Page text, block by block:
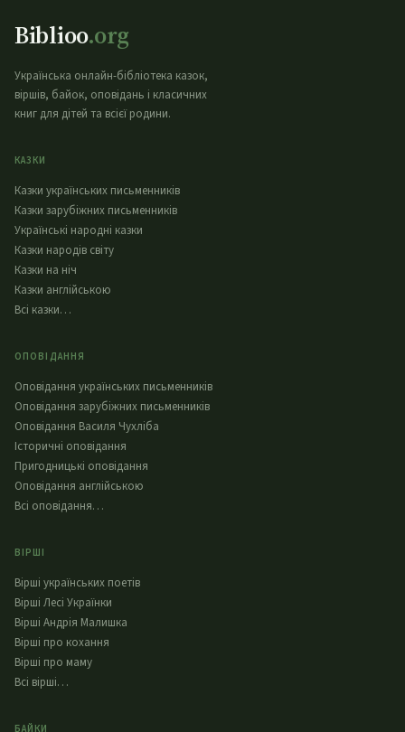
Biblioo.org
Українська онлайн-бібліотека казок,
віршів, байок, оповідань і класичних
книг для дітей та всієї родини.
КАЗКИ
Казки українських письменників
Казки зарубіжних письменників
Українські народні казки
Казки народів світу
Казки на ніч
Казки англійською
Всі казки…
ОПОВІДАННЯ
Оповідання українських письменників
Оповідання зарубіжних письменників
Оповідання Василя Чухліба
Історичні оповідання
Пригодницькі оповідання
Оповідання англійською
Всі оповідання…
ВІРШІ
Вірші українських поетів
Вірші Лесі Українки
Вірші Андрія Малишка
Вірші про кохання
Вірші про маму
Всі вірші…
БАЙКИ